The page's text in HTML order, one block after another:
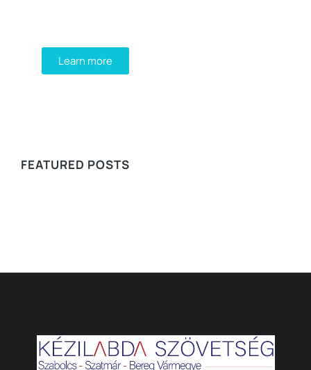
Learn more
FEATURED POSTS